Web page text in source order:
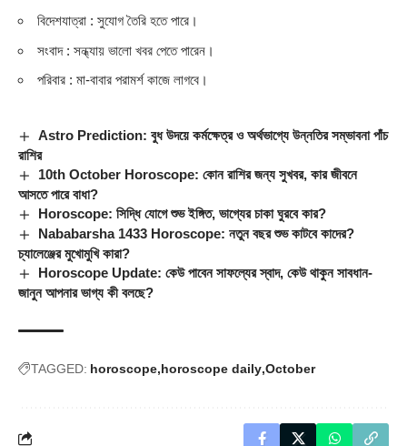
বিদেশযাত্রা : সুযোগ তৈরি হতে পারে।
সংবাদ : সন্ধ্যায় ভালো খবর পেতে পারেন।
পরিবার : মা-বাবার পরামর্শ কাজে লাগবে।
Astro Prediction: বুধ উদয়ে কর্মক্ষেত্র ও অর্থভাগ্যে উন্নতির সম্ভাবনা পাঁচ
রাশির
10th October Horoscope: কোন রাশির জন্য সুখবর, কার জীবনে
আসতে পারে বাধা?
Horoscope: সিদ্ধি যোগে শুভ ইঙ্গিত, ভাগ্যের চাকা ঘুরবে কার?
Nababarsha 1433 Horoscope: নতুন বছর শুভ কাটবে কাদের?
চ্যালেঞ্জের মুখোমুখি কারা?
Horoscope Update: কেউ পাবেন সাফল্যের স্বাদ, কেউ থাকুন সাবধান-
জানুন আপনার ভাগ্য কী বলছে?
TAGGED: horoscope horoscope daily October